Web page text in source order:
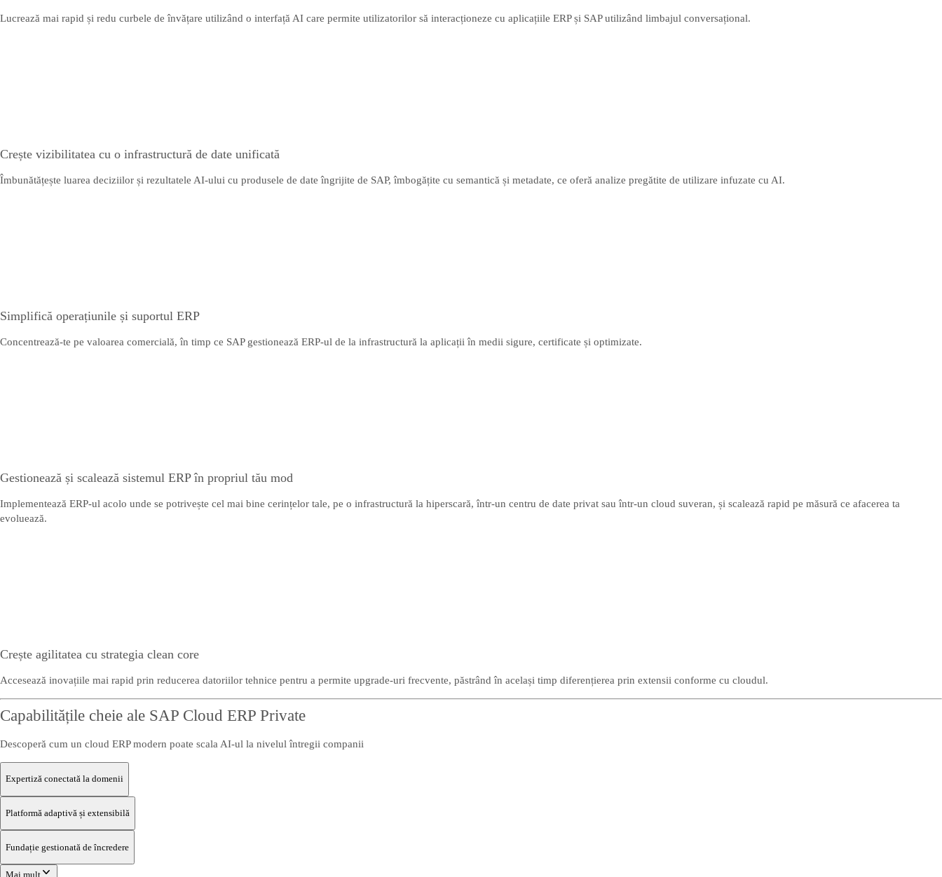
Lucrează mai rapid și redu curbele de învățare utilizând o interfață AI care permite utilizatorilor să interacționeze cu aplicațiile ERP și SAP utilizând limbajul conversațional.
Crește vizibilitatea cu o infrastructură de date unificată
Îmbunătățește luarea deciziilor și rezultatele AI-ului cu produsele de date îngrijite de SAP, îmbogățite cu semantică și metadate, ce oferă analize pregătite de utilizare infuzate cu AI.
Simplifică operațiunile și suportul ERP
Concentrează-te pe valoarea comercială, în timp ce SAP gestionează ERP-ul de la infrastructură la aplicații în medii sigure, certificate și optimizate.
Gestionează și scalează sistemul ERP în propriul tău mod
Implementează ERP-ul acolo unde se potrivește cel mai bine cerințelor tale, pe o infrastructură la hiperscară, într-un centru de date privat sau într-un cloud suveran, și scalează rapid pe măsură ce afacerea ta
evoluează.
Crește agilitatea cu strategia clean core
Accesează inovațiile mai rapid prin reducerea datoriilor tehnice pentru a permite upgrade-uri frecvente, păstrând în același timp diferențierea prin extensii conforme cu cloudul.
Capabilitățile cheie ale SAP Cloud ERP Private
Descoperă cum un cloud ERP modern poate scala AI-ul la nivelul întregii companii
Expertiză conectată la domenii
Platformă adaptivă și extensibilă
Fundație gestionată de încredere
Mai mult